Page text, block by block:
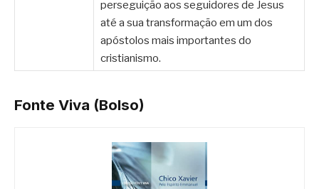
perseguição aos seguidores de Jesus
até a sua transformação em um dos
apóstolos mais importantes do
cristianismo.
Fonte Viva (Bolso)